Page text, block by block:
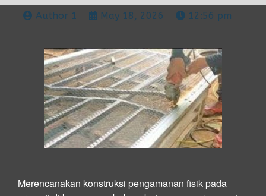
Author 1 May 18, 2026 12:56 pm
Merencanakan konstruksi pengamanan fisik pada